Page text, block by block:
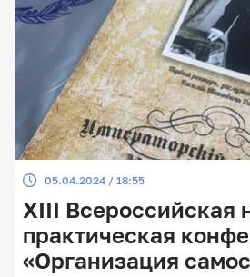
05.04.2024 / 18:55
XIII Всероссийская
практическая
«Организация